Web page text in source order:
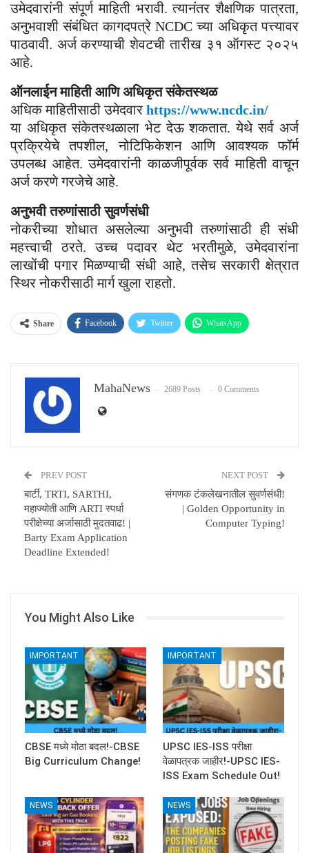
उमेदवारांनी संपूर्ण माहिती भरावी. त्यानंतर शैक्षणिक पात्रता,
अनुभवाशी संबंधित कागदपत्रे NCDC च्या अधिकृत पत्त्यावर
पाठवावी. अर्ज करण्याची शेवटची तारीख ३१ ऑगस्ट २०२५
आहे.
ऑनलाईन माहिती आणि अधिकृत संकेतस्थळ
अधिक माहितीसाठी उमेदवार https://www.ncdc.in/
या अधिकृत संकेतस्थळाला भेट देऊ शकतात. येथे सर्व अर्ज
प्रक्रियेचे तपशील, नोटिफिकेशन आणि आवश्यक फॉर्म
उपलब्ध आहेत. उमेदवारांनी काळजीपूर्वक सर्व माहिती वाचून
अर्ज करणे गरजेचे आहे.
अनुभवी तरुणांसाठी सुवर्णसंधी
नोकरीच्या शोधात असलेल्या अनुभवी तरुणांसाठी ही संधी
महत्त्वाची ठरते. उच्च पदावर थेट भरतीमुळे, उमेदवारांना
लाखोंची पगार मिळण्याची संधी आहे, तसेच सरकारी क्षेत्रात
स्थिर नोकरीसाठी मार्ग खुला राहतो.
Share Facebook Twitter WhatsApp
MahaNews 2689 Posts 0 Comments
PREV POST
बार्टी, TRTI, SARTHI,
महाज्योती आणि ARTI स्पर्धा
परीक्षेच्या अर्जासाठी मुदतवाढ! |
Barty Exam Application
Deadline Extended!
NEXT POST
संगणक टंकलेखनातील सुवर्णसंधी!
| Golden Opportunity in
Computer Typing!
You Might Also Like
IMPORTANT
CBSE मध्ये मोठा बदल!-CBSE
Big Curriculum Change!
IMPORTANT
UPSC IES-ISS परीक्षा
वेळापत्रक जाहीर!-UPSC IES-
ISS Exam Schedule Out!
NEWS NEWS